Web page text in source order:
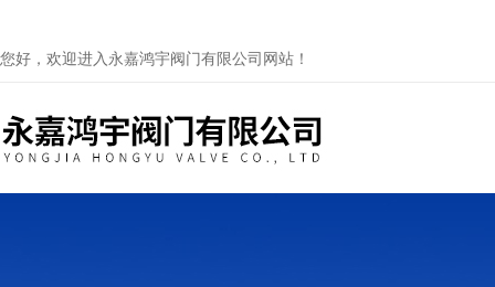
您好，欢迎进入永嘉鸿宇阀门有限公司网站！